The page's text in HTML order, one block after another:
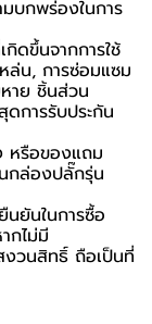
บกพร่องในการ
ดขึ้นจากการใช้
ล่น, การซ่อมแซม
าย ชิ้นส่วน
การรับประกัน
หรือของแถม
กล่องปลั๊กรุ่น
ยันในการซื้อ
กไม่มี
งวนสิทธิ์ ถือเป็นที่